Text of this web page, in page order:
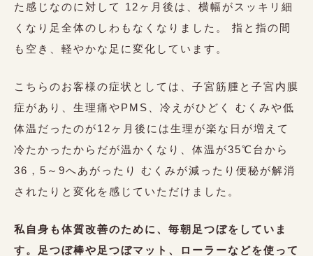
た感じなのに対して 12ヶ月後は、横幅がスッキリ細
くなり足全体のしわもなくなりました。 指と指の間
も空き、軽やかな足に変化しています。
こちらのお客様の症状としては、子宮筋腫と子宮内膜
症があり、生理痛やPMS、冷えがひどく むくみや低
体温だったのが12ヶ月後には生理が楽な日が増えて
冷たかったからだが温かくなり、体温が35℃台から
36，5～9へあがったり むくみが減ったり便秘が解消
されたりと変化を感じていただけました。
私自身も体質改善のために、毎朝足つぼをしていま
す。足つぼ棒や足つぼマット、ローラーなどを使って